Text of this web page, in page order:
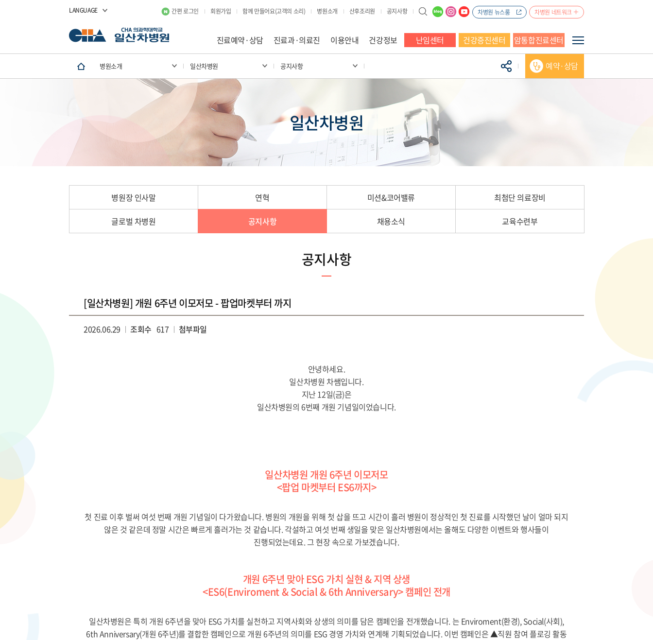
LANGUAGE 간편 로그인 회원가입 함께 만들어요(고객의 소리) 병원소개 산후조리원 공지사항 차병원 뉴스룸 차병원 네트워크
진료예약·상담 진료과·의료진 이용안내 건강정보 난임센터 건강증진센터 암통합진료센터
병원소개 일산차병원 공지사항 예약·상담
일산차병원
병원장 인사말 연혁 미션&코어밸류 최첨단 의료장비
글로벌 차병원 공지사항 채용소식 교육수련부
공지사항
[일산차병원] 개원 6주년 이모저모 - 팝업마켓부터 까지
2026.06.29 조회수 617 첨부파일
안녕하세요.
일산차병원 차쌤입니다.
지난 12일(금)은
일산차병원의 6번째 개원 기념일이었습니다.
일산차병원 개원 6주년 이모저모
<팝업 마켓부터 ES6까지>
첫 진료 이후 벌써 여섯 번째 개원 기념일이 다가왔습니다. 병원의 개원을 위해 첫 삽을 뜨고 시간이 흘러 병원이 정상적인 첫 진료를 시작했던 날이 얼마 되지
않은 것 같은데 정말 시간은 빠르게 흘러가는 것 같습니다. 각설하고 여섯 번째 생일을 맞은 일산차병원에서는 올해도 다양한 이벤트와 행사들이
진행되었는데요. 그 현장 속으로 가보겠습니다.
개원 6주년 맞아 ESG 가치 실현 & 지역 상생
<ES6(Enviroment & Social & 6th Anniversary> 캠페인 전개
일산차병원은 특히 개원 6주년을 맞아 ESG 가치를 실천하고 지역사회와 상생의 의미를 담은 캠페인을 전개했습니다. 는 Enviroment(환경), Social(사회),
6th Anniversary(개원 6주년)를 결합한 캠페인으로 개원 6주년의 의미를 ESG 경영 가치와 연계해 기획되었습니다. 이번 캠페인은 ▲직원 참여 플로깅 활동